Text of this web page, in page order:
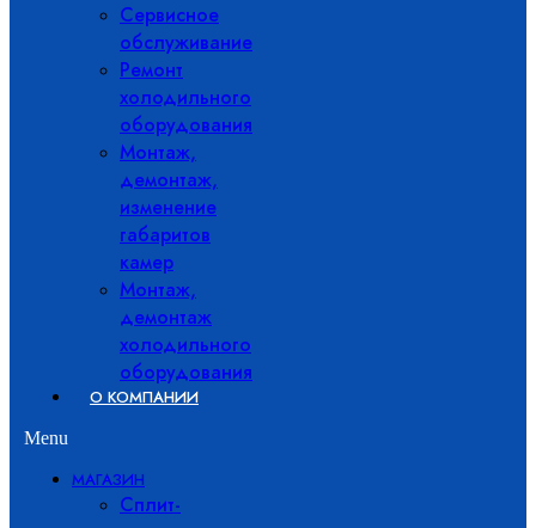
Сервисное
обслуживание
Ремонт
холодильного
оборудования
Монтаж,
демонтаж,
изменение
габаритов
камер
Монтаж,
демонтаж
холодильного
оборудования
О КОМПАНИИ
Menu
МАГАЗИН
Сплит-